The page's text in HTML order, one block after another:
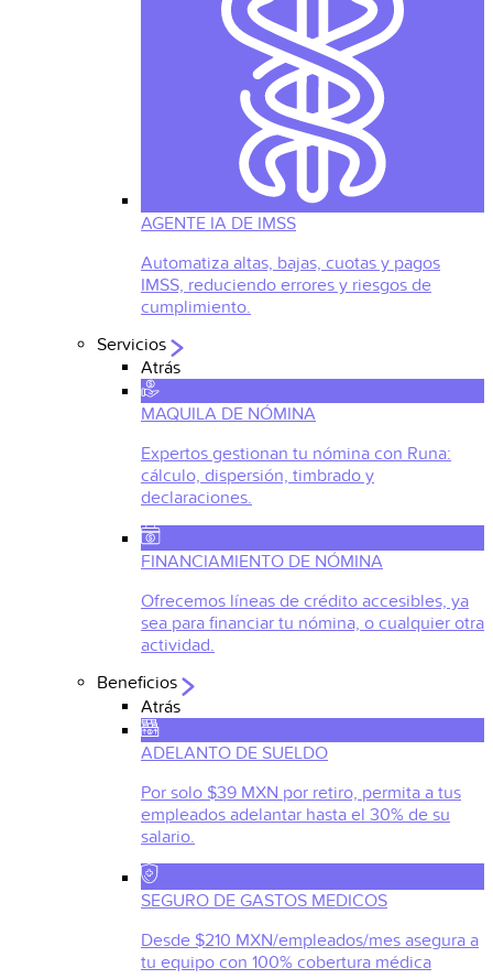
AGENTE IA DE IMSS
Automatiza altas, bajas, cuotas y pagos
IMSS, reduciendo errores y riesgos de
cumplimiento.
Servicios
Atrás
MAQUILA DE NÓMINA
Expertos gestionan tu nómina con Runa:
cálculo, dispersión, timbrado y
declaraciones.
FINANCIAMIENTO DE NÓMINA
Ofrecemos líneas de crédito accesibles, ya
sea para financiar tu nómina, o cualquier otra
actividad.
Beneficios
Atrás
ADELANTO DE SUELDO
Por solo $39 MXN por retiro, permita a tus
empleados adelantar hasta el 30% de su
salario.
SEGURO DE GASTOS MEDICOS
Desde $210 MXN/empleados/mes asegura a
tu equipo con 100% cobertura médica